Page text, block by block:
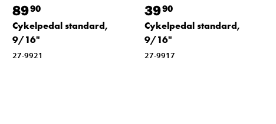
8990
Cykelpedal standard,
9/16"
27-9921
3990
Cykelpedal standard,
9/16"
27-9917